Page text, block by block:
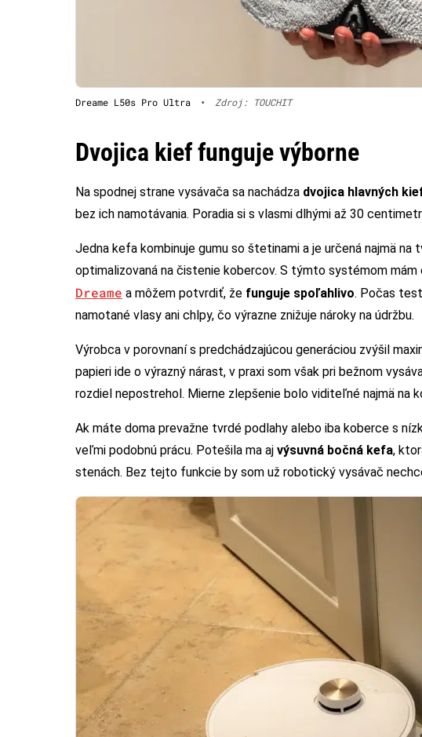
Dreame L50s Pro Ultra • Zdroj: TOUCHIT
Dvojica kief funguje výborne
Na spodnej strane vysávača sa nachádza dvojica hlavných
bez ich namotávania. Poradia si s vlasmi dlhými až 30
Jedna kefa kombinuje gumu so štetinami a je určená najmä na
optimalizovaná na čistenie kobercov. S týmto systémom
Dreame a môžem potvrdiť, že funguje spoľahlivo. Počas
namotané vlasy ani chlpy, čo výrazne znižuje nároky na údržbu.
Výrobca v porovnaní s predchádzajúcou generáciou zvýšil
papieri ide o výrazný nárast, v praxi som však pri bežnom
rozdiel nepostrehol. Mierne zlepšenie bolo viditeľné najmä na
Ak máte doma prevažne tvrdé podlahy alebo iba koberce s
veľmi podobnú prácu. Potešila ma aj výsuvná bočná kefa,
stenách. Bez tejto funkcie by som už robotický vysávač